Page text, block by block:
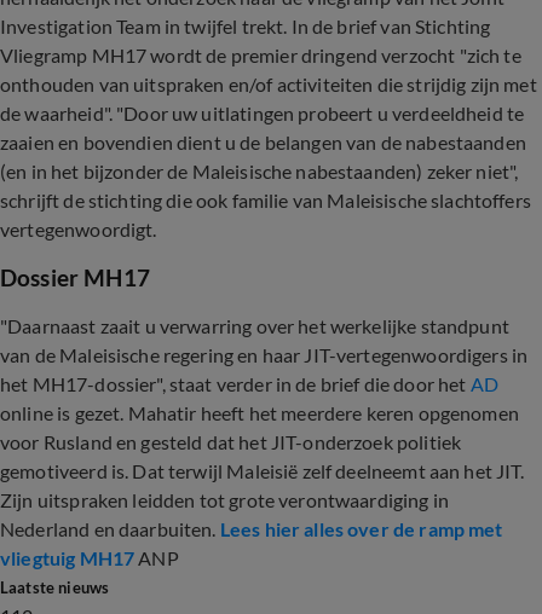
Investigation Team in twijfel trekt. In de brief van Stichting
Vliegramp MH17 wordt de premier dringend verzocht "zich te
onthouden van uitspraken en/of activiteiten die strijdig zijn met
de waarheid". "Door uw uitlatingen probeert u verdeeldheid te
zaaien en bovendien dient u de belangen van de nabestaanden
(en in het bijzonder de Maleisische nabestaanden) zeker niet",
schrijft de stichting die ook familie van Maleisische slachtoffers
vertegenwoordigt.
Dossier MH17
"Daarnaast zaait u verwarring over het werkelijke standpunt
van de Maleisische regering en haar JIT-vertegenwoordigers in
het MH17-dossier", staat verder in de brief die door het AD
online is gezet. Mahatir heeft het meerdere keren opgenomen
voor Rusland en gesteld dat het JIT-onderzoek politiek
gemotiveerd is. Dat terwijl Maleisië zelf deelneemt aan het JIT.
Zijn uitspraken leidden tot grote verontwaardiging in
Nederland en daarbuiten. Lees hier alles over de ramp met
vliegtuig MH17ANP
Laatste nieuws